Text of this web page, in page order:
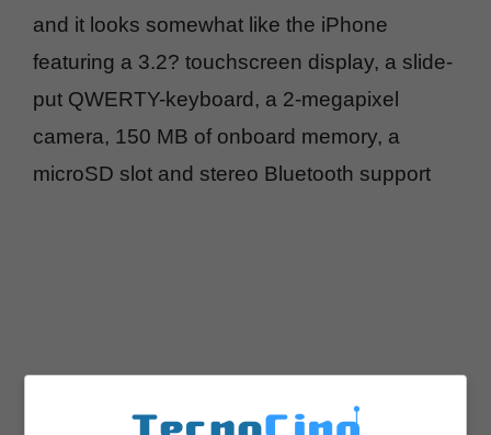
and it looks somewhat like the iPhone
featuring a 3.2? touchscreen display, a slide-
put QWERTY-keyboard, a 2-megapixel
camera, 150 MB of onboard memory, a
microSD slot and stereo Bluetooth support